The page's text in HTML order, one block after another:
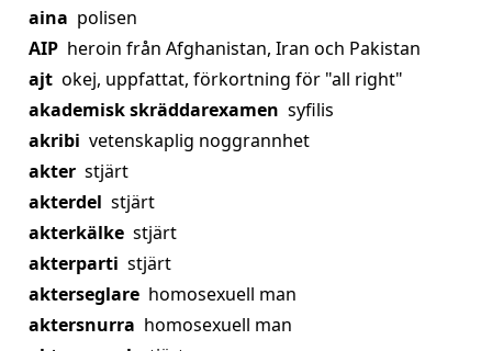
aina polisen
AIP heroin från Afghanistan, Iran och Pakistan
ajt okej, uppfattat, förkortning för "all right"
akademisk skräddarexamen syfilis
akribi vetenskaplig noggrannhet
akter stjärt
akterdel stjärt
akterkälke stjärt
akterparti stjärt
akterseglare homosexuell man
aktersnurra homosexuell man